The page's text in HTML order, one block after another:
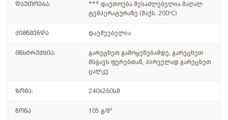
დაუთოება:
*** დაუთოება შესაძლებელია მაღალ
ტემპერატურაზე (მაქს. 200ºC)
ქიმწმენდა დაუშვებელია
ინსტრუქცია:
გარეცხეთ გამოყენებამდე, გარეცხეთ
მსგავს ფერებთან, პირველად გარეცხეთ
ცალკე
ზომა: 240x260სმ
წონა 105 გ/მ²